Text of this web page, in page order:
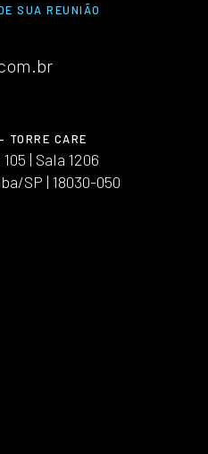
SUA REUNIÃO
TORRE CARE
| Sala 1206
SP | 18030-050